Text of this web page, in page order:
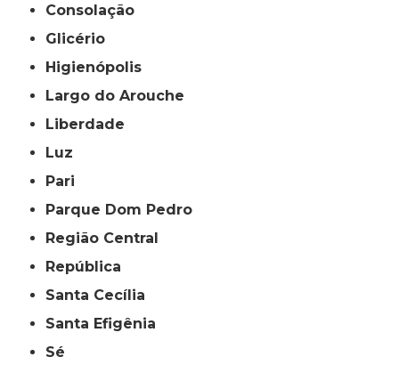
Consolação
Glicério
Higienópolis
Largo do Arouche
Liberdade
Luz
Pari
Parque Dom Pedro
Região Central
República
Santa Cecília
Santa Efigênia
Sé